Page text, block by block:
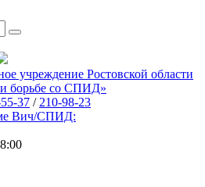
учреждение Ростовской области
борьбе со СПИД»
37 / 210-98-23
Вич/СПИД: